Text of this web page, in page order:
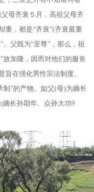
母齐衰５月，高祖父母齐
重，都是“齐衰”(齐衰最重
。父既为“至尊”，那么，祖
故加隆，因而对他们的服丧
旨在强化男性宗法制度。
制”的产物。如父(母)为嫡长
嫡长孙期年、众孙大功9